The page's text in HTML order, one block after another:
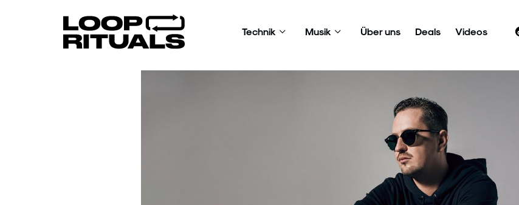
Technik Musik Über uns Deals Videos